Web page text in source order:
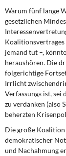
Warum fünf lange
gesetzlichen
Koalitionsvertrages
jemand tut –,
heraushören. Die
folgerichtige
Irrlicht
Verfassung« ist, sei
zu verdanken (also
beherzten
Die große
demokratischer
und Nachahmung